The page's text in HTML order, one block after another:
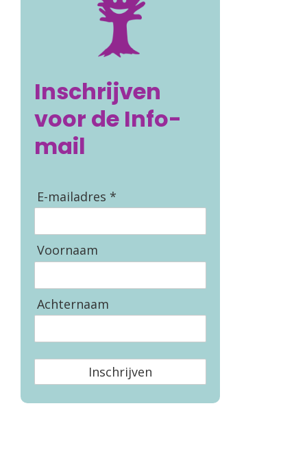
Inschrijven
voor de Info-
mail
E-mailadres *
Voornaam
Achternaam
Inschrijven